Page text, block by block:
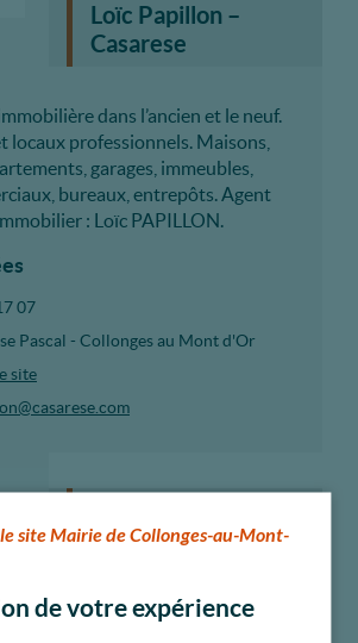
Loïc Papillon –
Casarese
dans l’ancien et le neuf.
locaux professionnels. Maisons,
garages, immeubles,
bureaux, entrepôts. Agent
: Loïc PAPILLON.
07
Pascal - Collonges au Mont d'Or
site
Madeleine
site Mairie de Collonges-au-Mont-
de votre expérience